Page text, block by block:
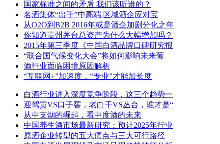
国家标准之间的矛盾 我们该听谁的？
名酒集体“出手”中高端 区域酒企应对宝
从O2O到B2B 2016年或是酒企加剧分化之年
你知道贵州茅台总资产为什么大幅增加吗？
2015年第三季度《中国白酒品牌口碑研究报
“联合国气候变化大会”将如何影响未来葡
酒行业面临困境原因解析
“互联网+”加速度，“专业”才能加长度
白酒行业进入深度竞争阶段，这三个趋势一
迎驾贡VS口子窖，老白干VS丛台，谁才是“
从中支烟的崛起，看中度酒的未来
中国养生酒市场最新研究：预计2025年行业
原酒企业转型的五大痛点与三大可行路径